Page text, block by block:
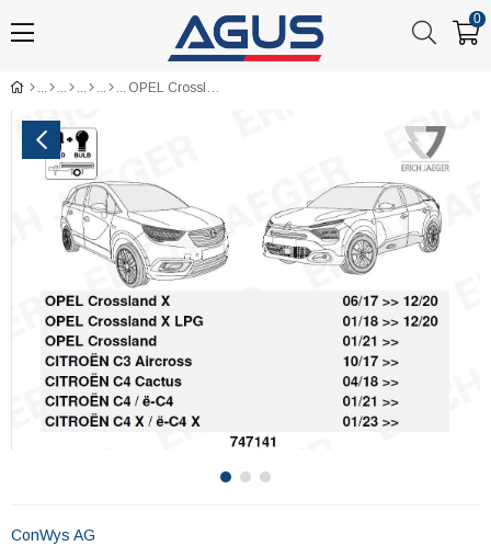
0
OPEL Crossland Römork Tesisatı 13P
ConWys AG